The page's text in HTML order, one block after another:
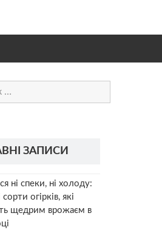
ЗАПИСИ
ні спеки, ні холоду:
огірків, які
щедрим врожаєм в